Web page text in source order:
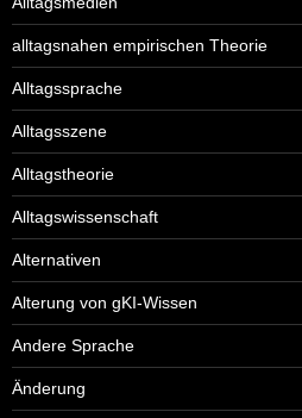
alltagsnahen empirischen Theorie
Alltagssprache
Alltagsszene
Alltagstheorie
Alltagswissenschaft
Alternativen
Alterung von gKI-Wissen
Andere Sprache
Änderung